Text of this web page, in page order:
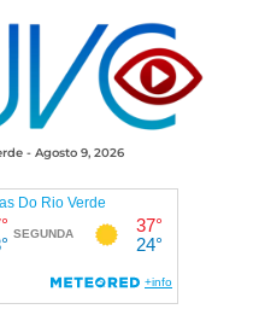
- Agosto 9, 2026